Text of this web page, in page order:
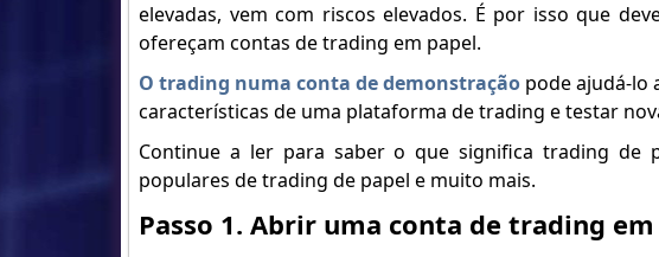
elevadas, vem com riscos elevados. É por isso que
ofereçam contas de trading em papel.
O trading numa conta de demonstração pode ajudá-lo
características de uma plataforma de trading e testar
Continue a ler para saber o que significa trading de
populares de trading de papel e muito mais.
Passo 1. Abrir uma conta de trading